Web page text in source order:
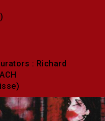
: Richard